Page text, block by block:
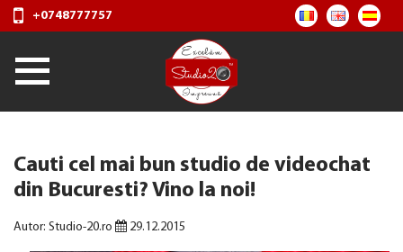
+0748777757
​Cauti cel mai bun studio de videochat
din Bucuresti? Vino la noi!
Autor: Studio-20.ro 29.12.2015